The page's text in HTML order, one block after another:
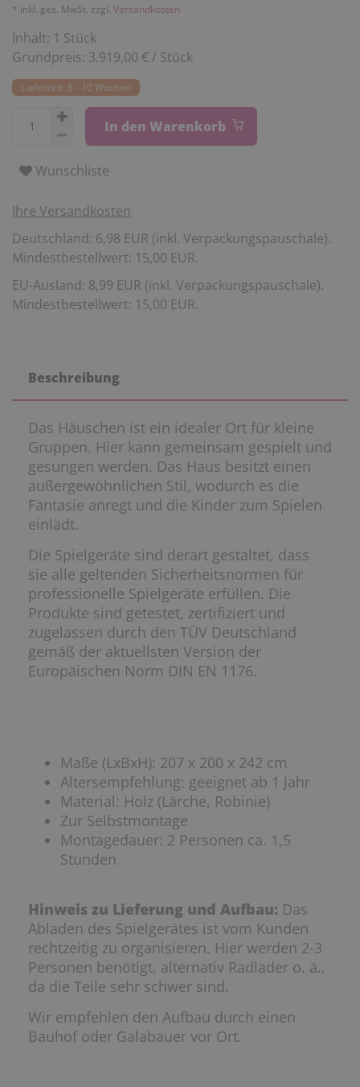
* inkl. ges. MwSt. zzgl. Versandkosten
Inhalt: 1 Stück
Grundpreis: 3.919,00 € / Stück
Lieferzeit: 8 - 10 Wochen
In den Warenkorb
Wunschliste
Ihre Versandkosten
Deutschland: 6,98 EUR (inkl. Verpackungspauschale).
Mindestbestellwert: 15,00 EUR.
EU-Ausland: 8,99 EUR (inkl. Verpackungspauschale).
Mindestbestellwert: 15,00 EUR.
Beschreibung
Das Häuschen ist ein idealer Ort für kleine
Gruppen. Hier kann gemeinsam gespielt und
gesungen werden. Das Haus besitzt einen
außergewöhnlichen Stil, wodurch es die
Fantasie anregt und die Kinder zum Spielen
einlädt.
Die Spielgeräte sind derart gestaltet, dass
sie alle geltenden Sicherheitsnormen für
professionelle Spielgeräte erfüllen. Die
Produkte sind getestet, zertifiziert und
zugelassen durch den TÜV Deutschland
gemäß der aktuellsten Version der
Europäischen Norm DIN EN 1176.
Maße (LxBxH): 207 x 200 x 242 cm
Altersempfehlung: geeignet ab 1 Jahr
Material: Holz (Lärche, Robinie)
Zur Selbstmontage
Montagedauer: 2 Personen ca. 1,5
Stunden
Hinweis zu Lieferung und Aufbau: Das
Abladen des Spielgerätes ist vom Kunden
rechtzeitig zu organisieren. Hier werden 2-3
Personen benötigt, alternativ Radlader o. ä.,
da die Teile sehr schwer sind.
Wir empfehlen den Aufbau durch einen
Bauhof oder Galabauer vor Ort.